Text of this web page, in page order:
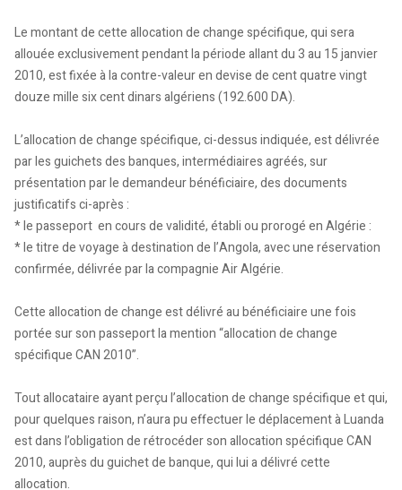
Le montant de cette allocation de change spécifique, qui sera
allouée exclusivement pendant la période allant du 3 au 15 janvier
2010, est fixée à la contre-valeur en devise de cent quatre vingt
douze mille six cent dinars algériens (192.600 DA).
L’allocation de change spécifique, ci-dessus indiquée, est délivrée
par les guichets des banques, intermédiaires agréés, sur
présentation par le demandeur bénéficiaire, des documents
justificatifs ci-après :
* le passeport en cours de validité, établi ou prorogé en Algérie :
* le titre de voyage à destination de l’Angola, avec une réservation
confirmée, délivrée par la compagnie Air Algérie.
Cette allocation de change est délivré au bénéficiaire une fois
portée sur son passeport la mention “allocation de change
spécifique CAN 2010”.
Tout allocataire ayant perçu l’allocation de change spécifique et qui,
pour quelques raison, n’aura pu effectuer le déplacement à Luanda
est dans l’obligation de rétrocéder son allocation spécifique CAN
2010, auprès du guichet de banque, qui lui a délivré cette
allocation.